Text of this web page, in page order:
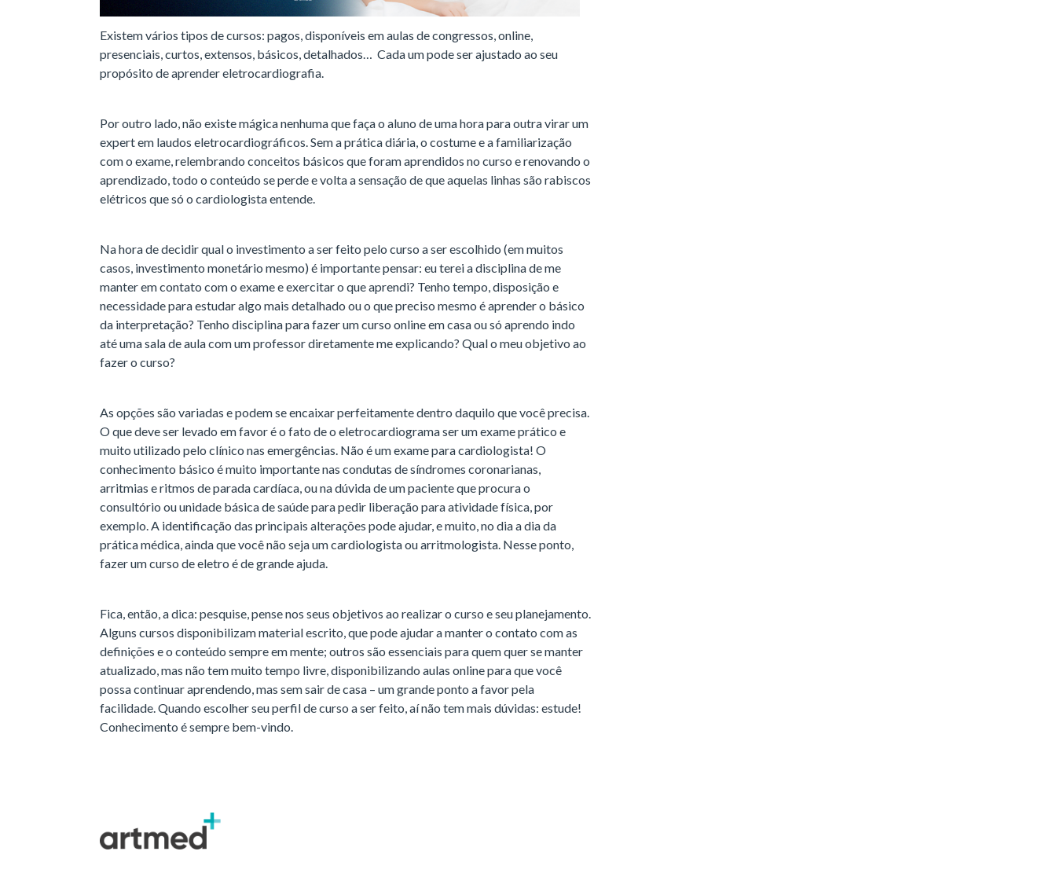
Existem vários tipos de cursos: pagos, disponíveis em aulas de congressos, online,
presenciais, curtos, extensos, básicos, detalhados… Cada um pode ser ajustado ao seu
propósito de aprender eletrocardiografia.
Por outro lado, não existe mágica nenhuma que faça o aluno de uma hora para outra virar um
expert em laudos eletrocardiográficos. Sem a prática diária, o costume e a familiarização
com o exame, relembrando conceitos básicos que foram aprendidos no curso e renovando o
aprendizado, todo o conteúdo se perde e volta a sensação de que aquelas linhas são rabiscos
elétricos que só o cardiologista entende.
Na hora de decidir qual o investimento a ser feito pelo curso a ser escolhido (em muitos
casos, investimento monetário mesmo) é importante pensar: eu terei a disciplina de me
manter em contato com o exame e exercitar o que aprendi? Tenho tempo, disposição e
necessidade para estudar algo mais detalhado ou o que preciso mesmo é aprender o básico
da interpretação? Tenho disciplina para fazer um curso online em casa ou só aprendo indo
até uma sala de aula com um professor diretamente me explicando? Qual o meu objetivo ao
fazer o curso?
As opções são variadas e podem se encaixar perfeitamente dentro daquilo que você precisa.
O que deve ser levado em favor é o fato de o eletrocardiograma ser um exame prático e
muito utilizado pelo clínico nas emergências. Não é um exame para cardiologista! O
conhecimento básico é muito importante nas condutas de síndromes coronarianas,
arritmias e ritmos de parada cardíaca, ou na dúvida de um paciente que procura o
consultório ou unidade básica de saúde para pedir liberação para atividade física, por
exemplo. A identificação das principais alterações pode ajudar, e muito, no dia a dia da
prática médica, ainda que você não seja um cardiologista ou arritmologista. Nesse ponto,
fazer um curso de eletro é de grande ajuda.
Fica, então, a dica: pesquise, pense nos seus objetivos ao realizar o curso e seu planejamento.
Alguns cursos disponibilizam material escrito, que pode ajudar a manter o contato com as
definições e o conteúdo sempre em mente; outros são essenciais para quem quer se manter
atualizado, mas não tem muito tempo livre, disponibilizando aulas online para que você
possa continuar aprendendo, mas sem sair de casa – um grande ponto a favor pela
facilidade. Quando escolher seu perfil de curso a ser feito, aí não tem mais dúvidas: estude!
Conhecimento é sempre bem-vindo.